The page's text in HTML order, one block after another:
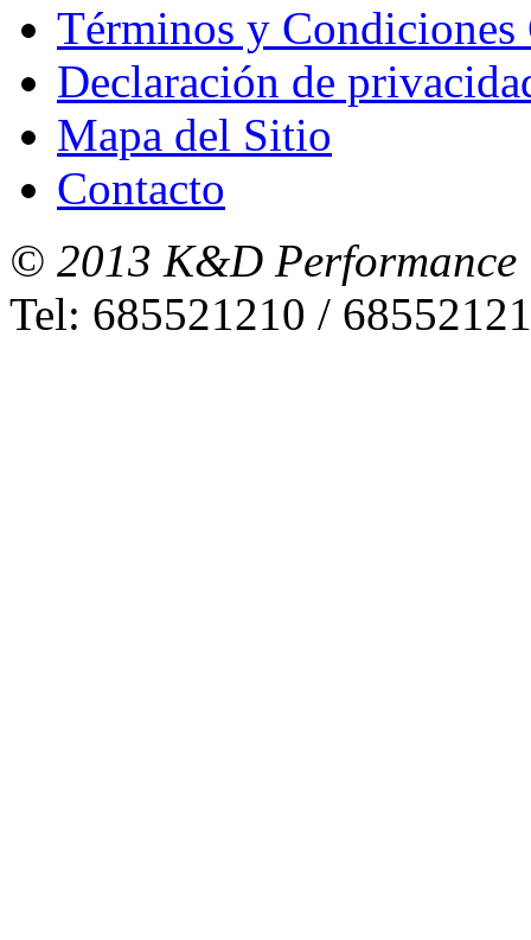
Términos y Condiciones
Declaración de
Mapa del Sitio
Contacto
© 2013 K&D Performance
Tel: 685521210 /